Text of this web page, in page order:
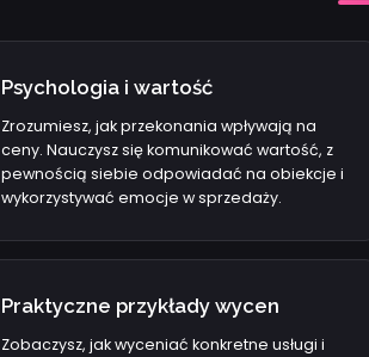
Psychologia i wartość
Zrozumiesz, jak przekonania wpływają na
ceny. Nauczysz się komunikować wartość, z
pewnością siebie odpowiadać na obiekcje i
wykorzystywać emocje w sprzedaży.
Praktyczne przykłady wycen
Zobaczysz, jak wyceniać konkretne usługi i